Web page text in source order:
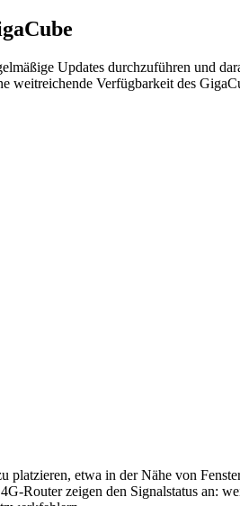
Updates durchzuführen und
weitreichende Verfügbarkeit des
platzieren, etwa in der Nähe von
Router zeigen den Signalstatus